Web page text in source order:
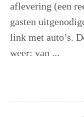
aflevering (een
gasten
link met auto’s.
weer: van ...